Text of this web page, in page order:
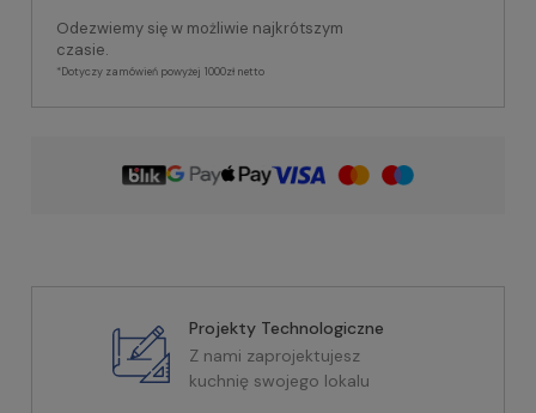
Odezwiemy się w możliwie najkrótszym
czasie.
*Dotyczy zamówień powyżej 1000zł netto
Projekty Technologiczne
Z nami zaprojektujesz
kuchnię swojego lokalu